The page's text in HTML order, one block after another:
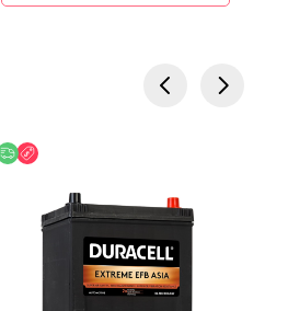
უფასო მიწოდება